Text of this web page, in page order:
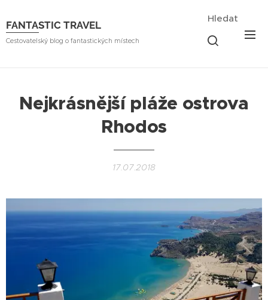
FANTASTIC TRAVEL
Cestovatelský blog o fantastických místech
Hledat
Nejkrásnější pláže ostrova
Rhodos
17.07.2018